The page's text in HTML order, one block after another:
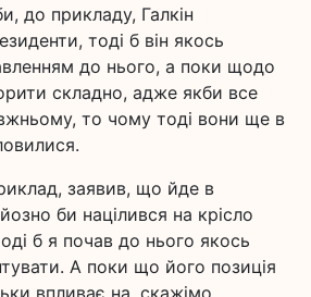
до прикладу, Галкін
тоді б він якось
до нього, а поки щодо
складно, адже якби все
то чому тоді вони ще в
заявив, що йде в
би націлився на крісло
б я почав до нього якось
А поки що його позиція
впливає на, скажімо,